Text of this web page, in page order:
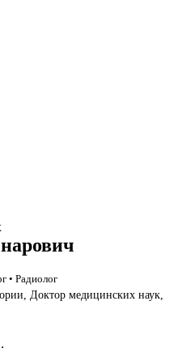
• Радиолог
Доктор медицинских наук,